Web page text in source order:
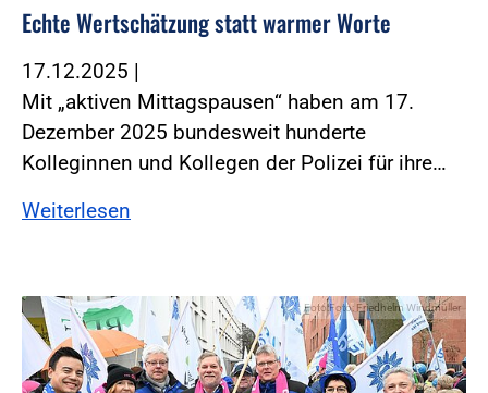
Echte Wertschätzung statt warmer Worte
17.12.2025 |
Mit „aktiven Mittagspausen“ haben am 17.
Dezember 2025 bundesweit hunderte
Kolleginnen und Kollegen der Polizei für ihre…
Weiterlesen
Foto:Foto: Friedhelm Windmüller